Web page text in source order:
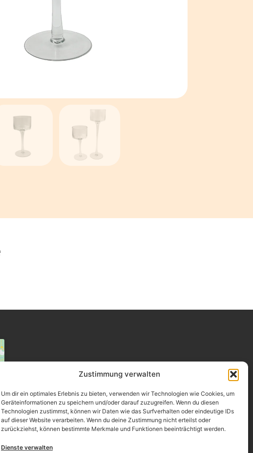
Zustimmung verwalten
Um dir ein optimales Erlebnis zu bieten, verwenden wir Technologien wie Cookies, um
Geräteinformationen zu speichern und/oder darauf zuzugreifen. Wenn du diesen
Technologien zustimmst, können wir Daten wie das Surfverhalten oder eindeutige IDs
auf dieser Website verarbeiten. Wenn du deine Zustimmung nicht erteilst oder
zurückziehst, können bestimmte Merkmale und Funktionen beeinträchtigt werden.
Dienste verwalten
Impressum
Datenschutz
Erklärung zur Barrierefreiheit
AGB